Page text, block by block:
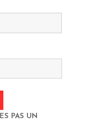
PAS UN